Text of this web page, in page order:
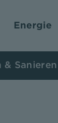
Energie
& Sanieren